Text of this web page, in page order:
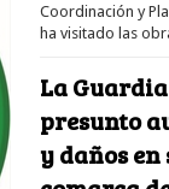
Coordinación y
ha visitado las
La
presunto
y daños